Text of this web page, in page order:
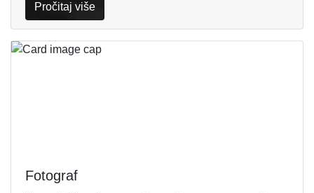
Pročitaj više
Fotograf